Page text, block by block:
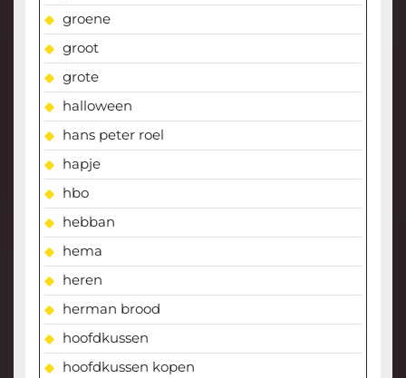
groene
groot
grote
halloween
hans peter roel
hapje
hbo
hebban
hema
heren
herman brood
hoofdkussen
hoofdkussen kopen